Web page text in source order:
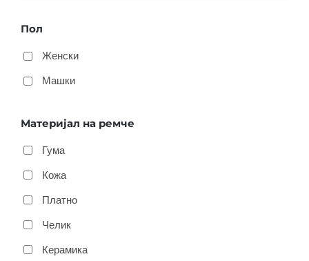
Пол
Женски
Машки
Материјал на ремче
Гума
Кожа
Платно
Челик
Керамика